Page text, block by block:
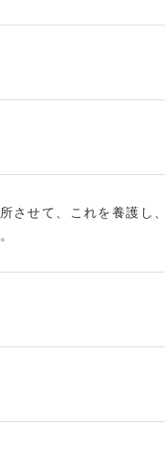
させて、これを養護し